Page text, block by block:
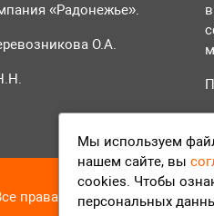
«Радонежье».
О.А.
права защищены
Мы используем
нашем сайте, вы
cookies. Чтобы
персональных